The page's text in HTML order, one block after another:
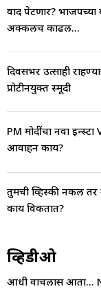
वाद पेटणार? भाजपच्या
अक्कलच काढली...
दिवसभर उत्साही
प्रोटीनयुक्त स्मूदी
PM मोदींचा नवा
आवाहन काय?
तुमची व्हिस्की नकली तर
काय विकतात?
व्हिडीओ
आधी वाचलास आता...